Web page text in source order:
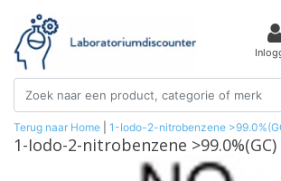
Terug naar Home 1-Iodo-2-nitrobenzene
1-Iodo-2-nitrobenzene >99.0%(GC)